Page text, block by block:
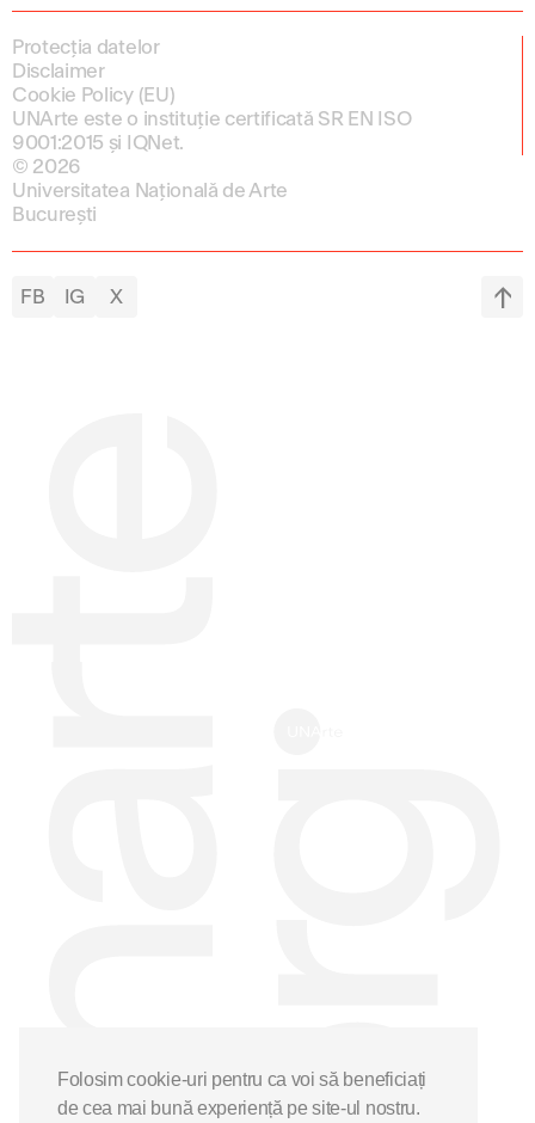
Protecția datelor
Disclaimer
Cookie Policy (EU)
UNArte este o instituție certificată SR EN ISO
9001:2015 și IQNet.
© 2026
Universitatea Națională de Arte
București
FB IG X
Folosim cookie-uri pentru ca voi să beneficiați
de cea mai bună experiență pe site-ul nostru.